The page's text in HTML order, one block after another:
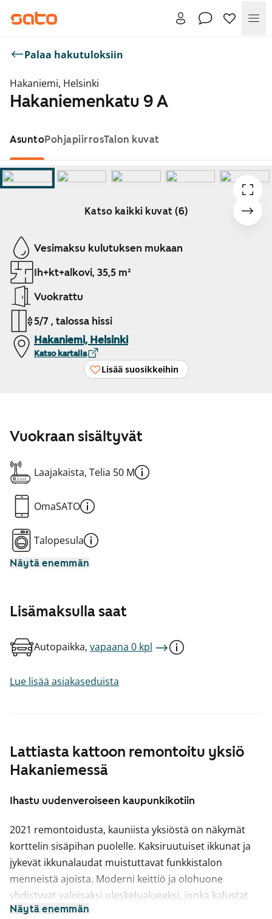
Palaa hakutuloksiin
Hakaniemi, Helsinki
Hakaniemenkatu 9 A
AsuntoPohjapiirrosTalon kuvat
Katso kaikki kuvat (6)
Näytetään dia 1 / 6
Vesimaksu kulutuksen mukaan
1h+kt+alkovi, 35,5 m²
Vuokrattu
5/7 , talossa hissi
Hakaniemi, Helsinki
Katso kartalla
Lisää suosikkeihin
Lattiasta kattoon remontoitu yksiö
Hakaniemessä
Ihastu uudenveroiseen kaupunkikotiin
2021 remontoidusta, kauniista yksiöstä on näkymät
korttelin sisäpihan puolelle. Kaksiruutuiset ikkunat ja
jykevät ikkunalaudat muistuttavat funkkistalon
menneistä ajoista. Moderni keittiö ja olohuone
yhdistyvät valoisaksi oleskelualueeksi, jonka kalustat
helposti oman makusi mukaiseksi. Kodin
Näytä enemmän
Vuokraan sisältyvät
Laajakaista, Telia 50 M
OmaSATO
Talopesula
Näytä enemmän
Lisämaksulla saat
Autopaikka, vapaana 0 kpl
Lue lisää asiakaseduista